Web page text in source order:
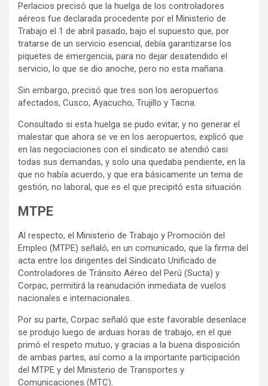
Perlacios precisó que la huelga de los controladores
aéreos fue declarada procedente por el Ministerio de
Trabajo el 1 de abril pasado, bajo el supuesto que, por
tratarse de un servicio esencial, debía garantizarse los
piquetes de emergencia, para no dejar desatendido el
servicio, lo que se dio anoche, pero no esta mañana.
Sin embargo, precisó que tres son los aeropuertos
afectados, Cusco, Ayacucho, Trujillo y Tacna.
Consultado si esta huelga se pudo evitar, y no generar el
malestar que ahora se ve en los aeropuertos, explicó que
en las negociaciones con el sindicato se atendió casi
todas sus demandas, y solo una quedaba pendiente, en la
que no había acuerdo, y que era básicamente un tema de
gestión, no laboral, que es el que precipitó esta situación.
MTPE
Al respecto, el Ministerio de Trabajo y Promoción del
Empleo (MTPE) señaló, en un comunicado, que la firma del
acta entre los dirigentes del Sindicato Unificado de
Controladores de Tránsito Aéreo del Perú (Sucta) y
Corpac, permitirá la reanudación inmediata de vuelos
nacionales e internacionales.
Por su parte, Corpac señaló que este favorable desenlace
se produjo luego de arduas horas de trabajo, en el que
primó el respeto mutuo, y gracias a la buena disposición
de ambas partes, así como a la importante participación
del MTPE y del Ministerio de Transportes y
Comunicaciones (MTC).